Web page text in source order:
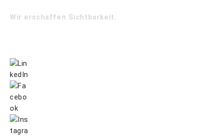
Wir erschaffen Sichtbarkeit.